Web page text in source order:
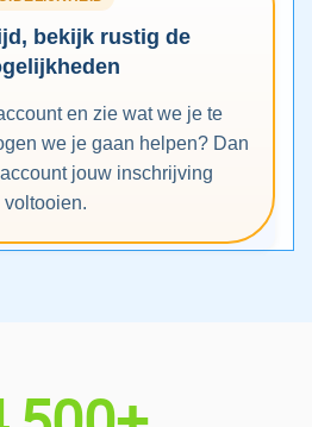
bekijk rustig de
en zie wat we je te
we je gaan helpen? Dan
jouw inschrijving
voltooien.